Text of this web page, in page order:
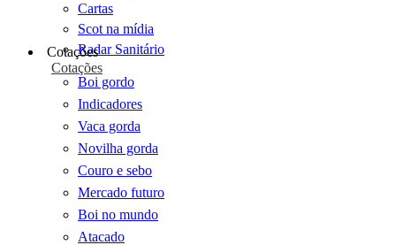
Cartas
Scot na mídia
Radar Sanitário
Cotações
Cotações
Boi gordo
Indicadores
Vaca gorda
Novilha gorda
Couro e sebo
Mercado futuro
Boi no mundo
Atacado